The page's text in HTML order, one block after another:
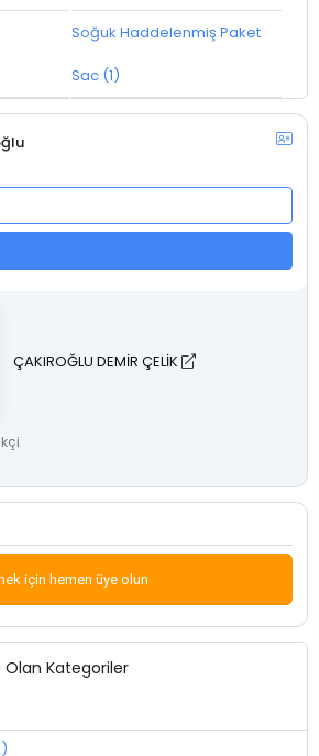
Soğuk Haddelenmiş Paket
Sac (1)
ÇAKIROĞLU DEMİR ÇELİK
için hemen üye olun
Olan Kategoriler